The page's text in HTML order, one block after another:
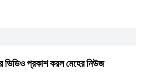
ভিডিও প্রকাশ করল মেহের নিউজ